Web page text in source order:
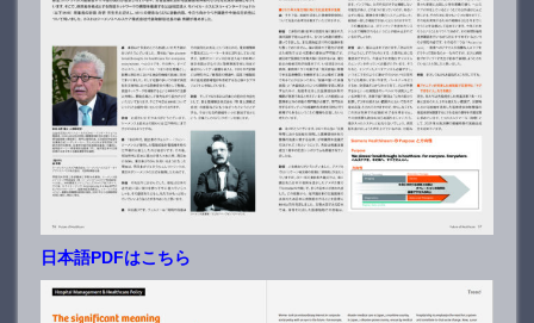
日本語PDFはこちら